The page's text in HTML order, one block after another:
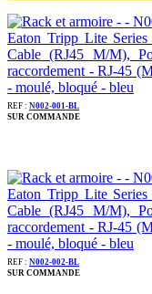
Eaton Tripp Lite
Cable (RJ45 M/M),
raccordement - RJ-45
- moulé, bloqué - bleu
REF : N002-001-BL
SUR COMMANDE
Eaton Tripp Lite
Cable (RJ45 M/M),
raccordement - RJ-45
- moulé, bloqué - bleu
REF : N002-002-BL
SUR COMMANDE